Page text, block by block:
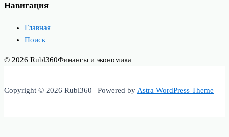
Навигация
Главная
Поиск
© 2026 Rubl360Финансы и экономика
Copyright © 2026 Rubl360 | Powered by Astra WordPress Theme